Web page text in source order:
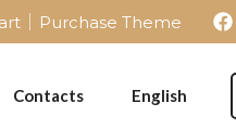
Purchase Theme
Contacts English